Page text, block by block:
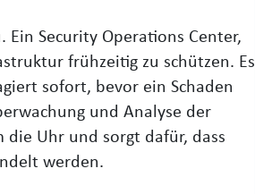
Security Operations Center,
frühzeitig zu schützen. Es
sofort, bevor ein Schaden
und Analyse der
die Uhr und sorgt dafür, dass
werden.